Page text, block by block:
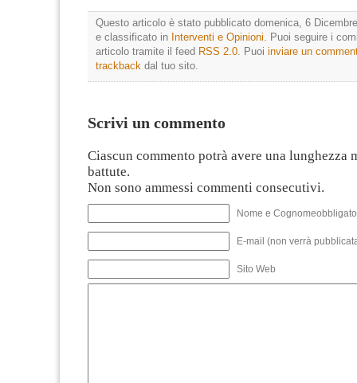
Questo articolo è stato pubblicato domenica, 6
e classificato in Interventi e Opinioni. Puoi seguire i
articolo tramite il feed RSS 2.0. Puoi inviare un
trackback dal tuo sito.
Scrivi un commento
Ciascun commento potrà avere una lunghezza
battute.
Non sono ammessi commenti consecutivi.
Nome e
E-mail (non verrà
Sito Web